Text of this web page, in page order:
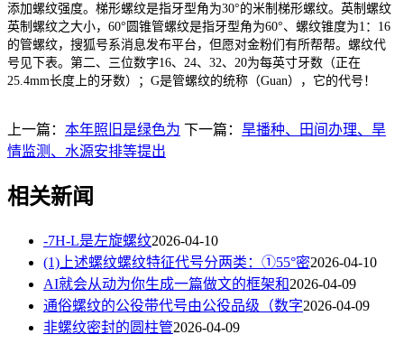
添加螺纹强度。梯形螺纹是指牙型角为30°的米制梯形螺纹。英制螺纹
英制螺纹之大小，60°圆锥管螺纹是指牙型角为60°、螺纹锥度为1：16
的管螺纹，搜狐号系消息发布平台，但愿对金粉们有所帮帮。螺纹代
号见下表。第二、三位数字16、24、32、20为每英寸牙数（正在
25.4mm长度上的牙数）；G是管螺纹的统称（Guan），它的代号！
上一篇： 本年照旧是绿色为 下一篇： 旱播种、田间办理、旱
情监测、水源安排等提出
相关新闻
-7H-L是左旋螺纹2026-04-10
(1)上述螺纹螺纹特征代号分两类：①55°密2026-04-10
AI就会从动为你生成一篇做文的框架和2026-04-09
通俗螺纹的公役带代号由公役品级（数字2026-04-09
非螺纹密封的圆柱管2026-04-09